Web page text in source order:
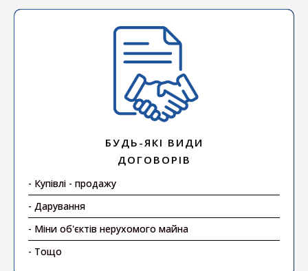
БУДЬ-ЯКІ ВИДИ
ДОГОВОРІВ
- Купівлі - продажу
- Дарування
- Міни об'єктів нерухомого майна
- Тощо